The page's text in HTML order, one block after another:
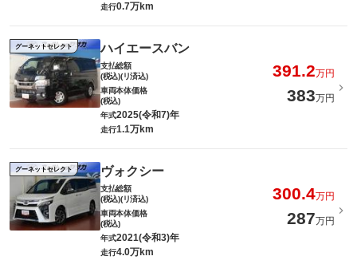
走行0.7万km
グーネットセレクト ハイエースバン
支払総額
(税込)(リ済込)
391.2万円
車両本体価格
(税込)
383万円
年式2025(令和7)年
走行1.1万km
グーネットセレクト ヴォクシー
支払総額
(税込)(リ済込)
300.4万円
車両本体価格
(税込)
287万円
年式2021(令和3)年
走行4.0万km